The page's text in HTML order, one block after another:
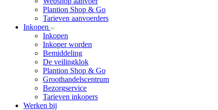
Plantion Shop & Go
Tarieven aanvoerders
Inkopen
Inkopen
Inkoper worden
Bemiddeling
De veilingklok
Plantion Shop & Go
Groothandelscentrum
Bezorgservice
Tarieven inkopers
Werken bij